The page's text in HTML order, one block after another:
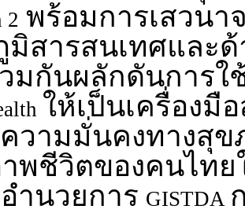
2 พร้อมการเสวนา
มิสารสนเทศและ
มกันผลักดันการใ
ให้เป็นเครื่องมื
วามมั่นคงทางสุ
พชีวิตของคนไท
ำนวยการ GISTDA